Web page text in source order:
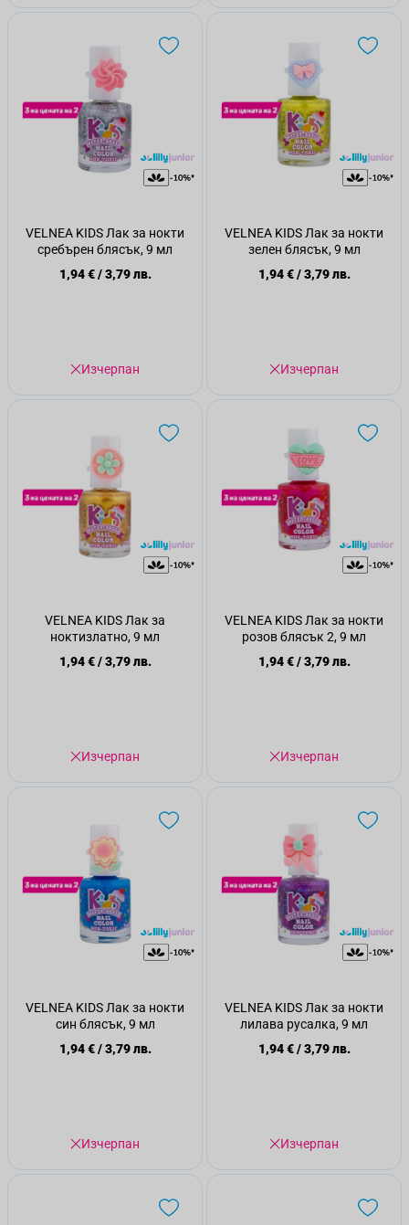
VELNEA KIDS Лак за нокти
сребърен блясък, 9 мл
1,94 €/3,79 лв.
Изчерпан
VELNEA KIDS Лак за нокти
зелен блясък, 9 мл
1,94 €/3,79 лв.
Изчерпан
VELNEA KIDS Лак за
ноктизлатно, 9 мл
1,94 €/3,79 лв.
Изчерпан
VELNEA KIDS Лак за нокти
розов блясък 2, 9 мл
1,94 €/3,79 лв.
Изчерпан
VELNEA KIDS Лак за нокти
син блясък, 9 мл
1,94 €/3,79 лв.
Изчерпан
VELNEA KIDS Лак за нокти
лилава русалка, 9 мл
1,94 €/3,79 лв.
Изчерпан